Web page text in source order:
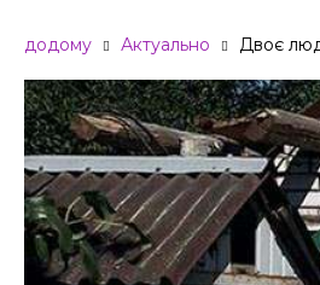
додому Актуально Двоє